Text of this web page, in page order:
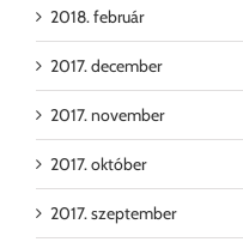
2018. február
2017. december
2017. november
2017. október
2017. szeptember